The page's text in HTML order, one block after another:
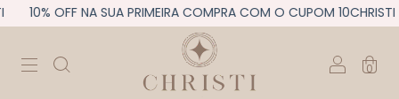
10% OFF NA SUA PRIMEIRA COMPRA COM O CUPOM 10CHRISTI
0